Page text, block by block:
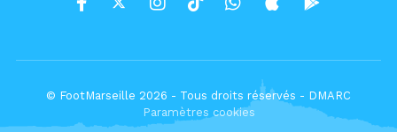
© FootMarseille 2026 - Tous droits réservés - DMARC
Paramètres cookies